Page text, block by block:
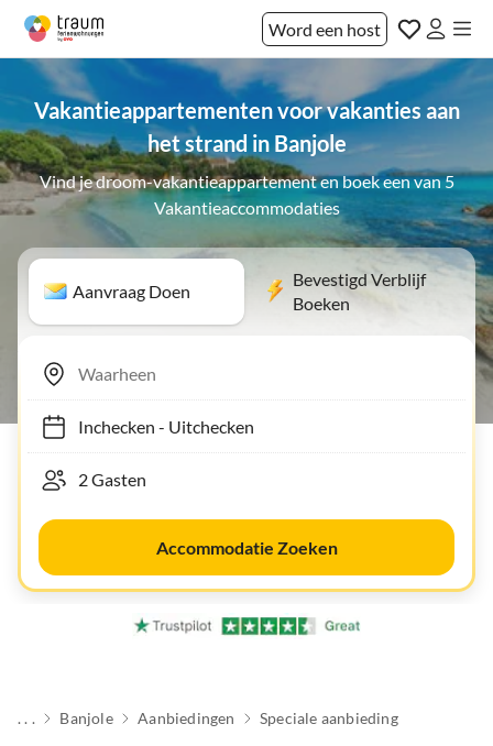
Word een host
Vakantieappartementen voor vakanties aan
het strand in Banjole
Vind je droom-vakantieappartement en boek een van 5
Vakantieaccommodaties
Aanvraag Doen
Bevestigd Verblijf
Boeken
Inchecken- Uitchecken
Accommodatie Zoeken
. . . Banjole Aanbiedingen Speciale aanbieding